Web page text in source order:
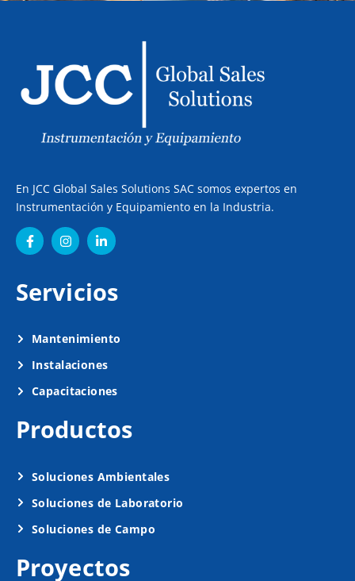
En JCC Global Sales Solutions SAC somos expertos en
Instrumentación y Equipamiento en la Industria.
Servicios
Mantenimiento
Instalaciones
Capacitaciones
Productos
Soluciones Ambientales
Soluciones de Laboratorio
Soluciones de Campo
Proyectos